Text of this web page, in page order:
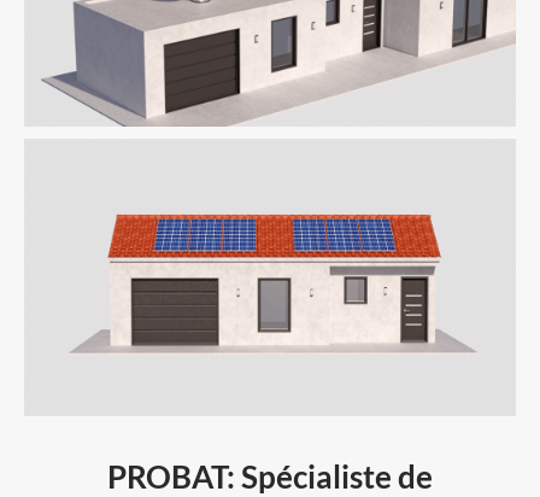
PROBAT: Spécialiste de